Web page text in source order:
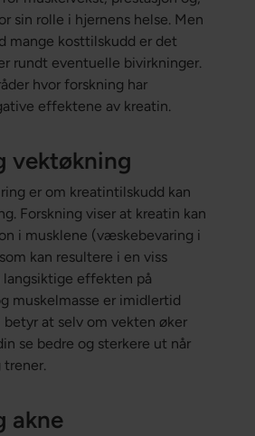
sin rolle i hjernens helse. Men
mange kosttilskudd er det
rundt eventuelle bivirkninger.
hvor forskning har
effektene av kreatin.
vektøkning
er om kreatintilskudd kan
Forskning viser at kreatin kan
i musklene (væskebevaring i
kan resultere i en viss
effekten på
muskelmasse er imidlertid
betyr at selv om vekten øker
se bedre og sterkere ut når
trener.
akne